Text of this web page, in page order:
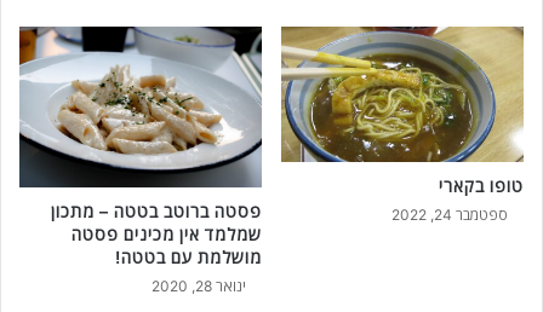
טופו בקארי
ספטמבר 24, 2022
פסטה ברוטב בטטה – מתכון
שמלמד אין מכינים פסטה
מושלמת עם בטטה!
ינואר 28, 2020